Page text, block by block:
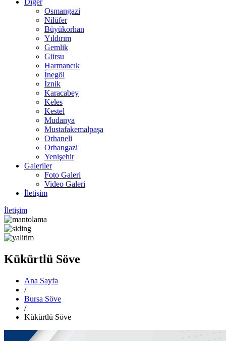
Diğer
Osmangazi
Nilüfer
Büyükorhan
Yıldırım
Gemlik
Gürsu
Harmancık
İnegöl
İznik
Karacabey
Keles
Kestel
Mudanya
Mustafakemalpaşa
Orhaneli
Orhangazi
Yenişehir
Galeriler
Foto Galeri
Video Galeri
İletişim
İletişim
Kükürtlü Söve
Ana Sayfa
/
Bursa Söve
/
Kükürtlü Söve